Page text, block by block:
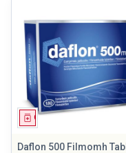
Geneesmiddel
Daflon 500 Filmomh Tabl